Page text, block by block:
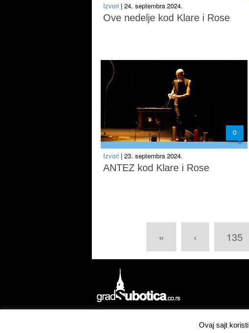
Izvori | 24. septembra 2024.
Ove nedelje kod Klare i Rose
0
Izvori | 23. septembra 2024.
ANTEZ kod Klare i Rose
« ‹ 135
Ovaj sajt